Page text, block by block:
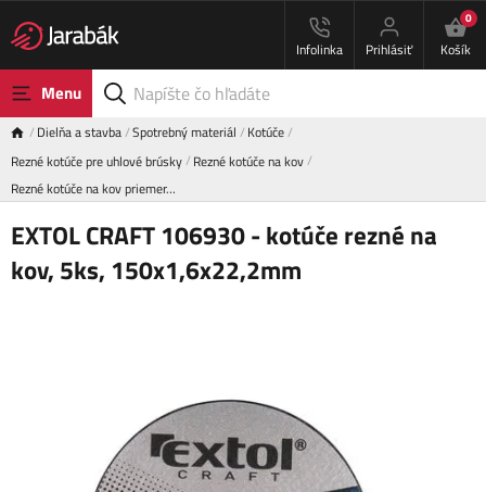
Infolinka Prihlásiť
0
Košík
Menu
Dielňa a stavba Spotrebný materiál
Kotúče
Rezné kotúče pre uhlové brúsky Rezné kotúče na kov
Rezné kotúče na kov priemer…
EXTOL CRAFT 106930 - kotúče rezné na
kov, 5ks, 150x1,6x22,2mm